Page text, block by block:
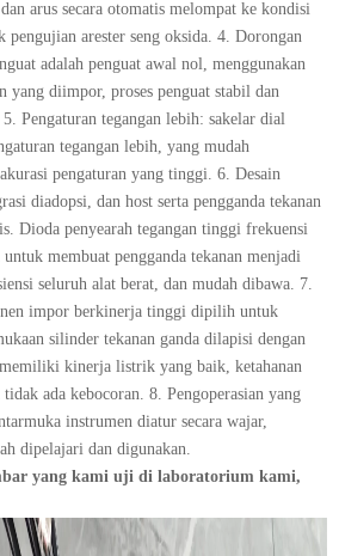
arus secara otomatis melompat ke kondisi
arester seng oksida. 4. Dorongan
adalah penguat awal nol, menggunakan
yang diimpor, proses penguat stabil dan
Pengaturan tegangan lebih: sakelar dial
tegangan lebih, yang mudah
pengaturan yang tinggi. 6. Desain
diadopsi, dan host serta pengganda tekanan
Dioda penyearah tegangan tinggi frekuensi
membuat pengganda tekanan menjadi
seluruh alat berat, dan mudah dibawa. 7.
impor berkinerja tinggi dipilih untuk
silinder tekanan ganda dilapisi dengan
kinerja listrik yang baik, ketahanan
ada kebocoran. 8. Pengoperasian yang
instrumen diatur secara wajar,
dipelajari dan digunakan.
yang kami uji di laboratorium kami,